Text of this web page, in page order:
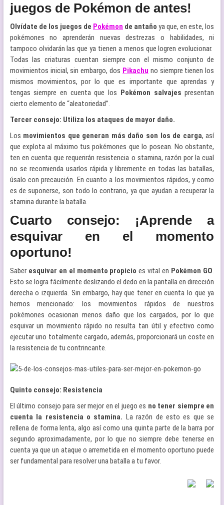
juegos de Pokémon de antes!
Olvídate de los juegos de Pokémon de antaño ya que, en este, los
pokémones no aprenderán nuevas destrezas o habilidades, ni
tampoco olvidarán las que ya tienen a menos que logren evolucionar.
Todas las criaturas cuentan siempre con el mismo conjunto de
movimientos inicial, sin embargo, dos Pikachu no siempre tienen los
mismos movimientos, por lo que es importante que aprendas y
tengas siempre en cuenta que los Pokémon salvajespresentan
cierto elemento de “aleatoriedad”.
Tercer consejo: Utiliza los ataques de mayor daño.
Los movimientos que generan más daño son los de carga, así
que explota al máximo tus pokémones que lo posean. No obstante,
ten en cuenta que requerirán resistencia o stamina, razón por la cual
no se recomienda usarlos rápida y libremente en todas las batallas,
úsalo con precaución. En cuanto a los movimientos rápidos, y como
es de suponerse, son todo lo contrario, ya que ayudan a recuperar la
stamina durante la batalla.
Cuarto consejo: ¡Aprende a
esquivar en el momento
oportuno!
Saber esquivar en el momento propicio es vital en Pokémon GO.
Esto se logra fácilmente deslizando el dedo en la pantalla en dirección
derecha o izquierda. Sin embargo, hay que tener en cuenta lo que ya
hemos mencionado: los movimientos rápidos de nuestros
pokémones ocasionan menos daño que los cargados, por lo que
esquivar un movimiento rápido no resulta tan útil y efectivo como
ejecutar uno totalmente cargado, además, proporcionará un coste en
la resistencia de tu contrincante.
Quinto consejo: Resistencia
El último consejo para ser mejor en el juego es no tener siempre en
cuenta la resistencia o stamina. La razón de esto es que se
rellena de forma lenta, algo así como una quinta parte de la barra por
segundo aproximadamente, por lo que no siempre debe tenerse en
cuenta ya que un ataque o arremetida en el momento oportuno puede
ser fundamental para resolver una batalla a tu favor.